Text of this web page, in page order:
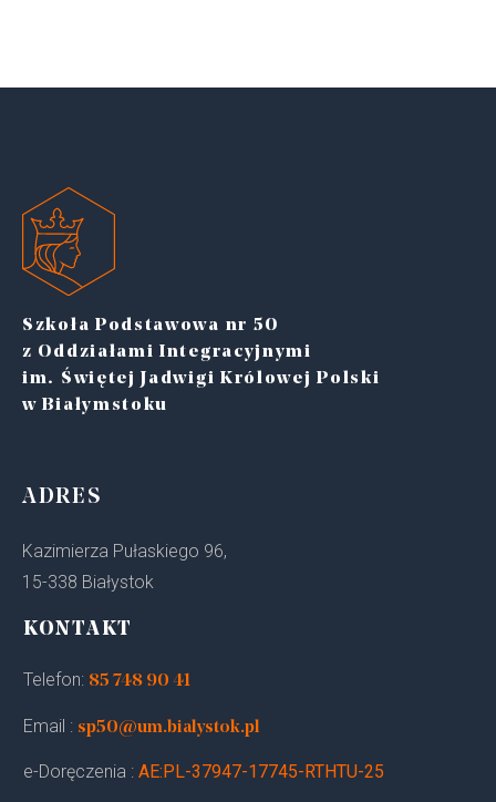
Szkoła Podstawowa nr 50
z Oddziałami Integracyjnymi
im. Świętej Jadwigi Królowej Polski
w Białymstoku
ADRES
Kazimierza Pułaskiego 96,
15-338 Białystok
KONTAKT
Telefon: 85 748 90 41
Email : sp50@um.bialystok.pl
e-Doręczenia : AE:PL-37947-17745-RTHTU-25